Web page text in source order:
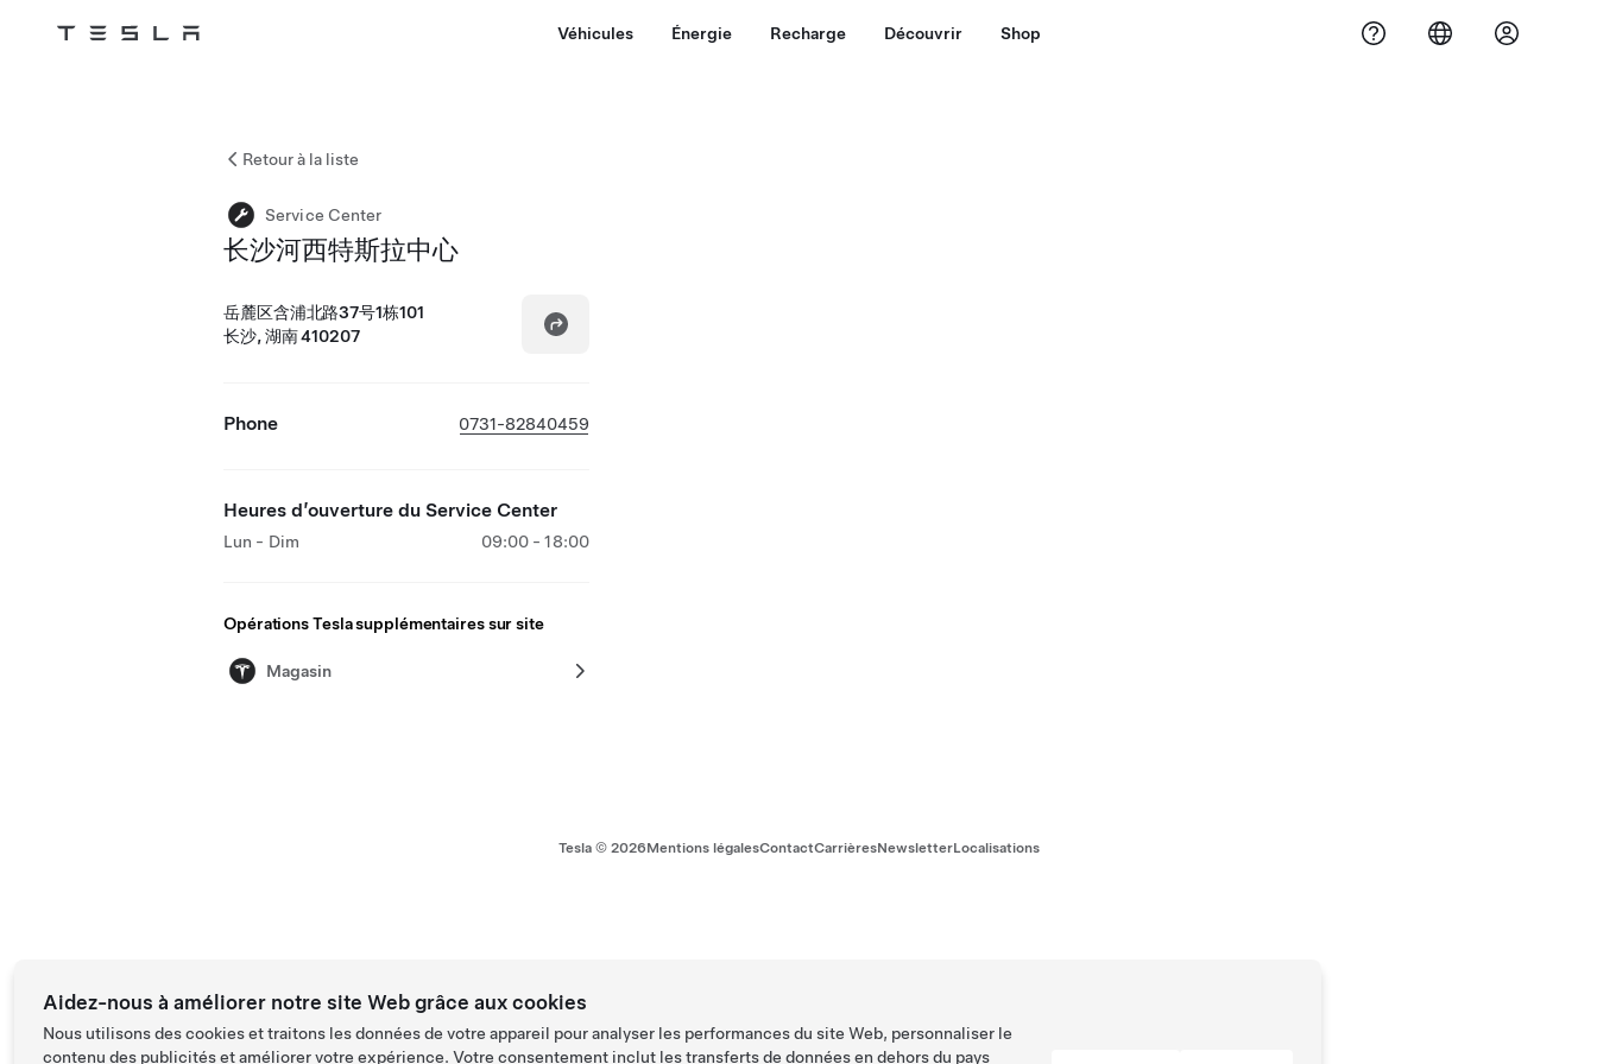
Tesla Véhicules Énergie Recharge Découvrir Shop
Retour à la liste
Service Center
长沙河西特斯拉中心
岳麓区含浦北路37号1栋101
长沙, 湖南 410207
Phone 0731-82840459
Heures d’ouverture du Service Center
Lun - Dim 09:00 - 18:00
Opérations Tesla supplémentaires sur site
Magasin
Tesla © 2026Mentions légalesContactCarrièresNewsletterLocalisations
Aidez-nous à améliorer notre site Web grâce aux cookies
Nous utilisons des cookies et traitons les données de votre appareil pour analyser les performances du site Web, personnaliser le
contenu des publicités et améliorer votre expérience. Votre consentement inclut les transferts de données en dehors du pays